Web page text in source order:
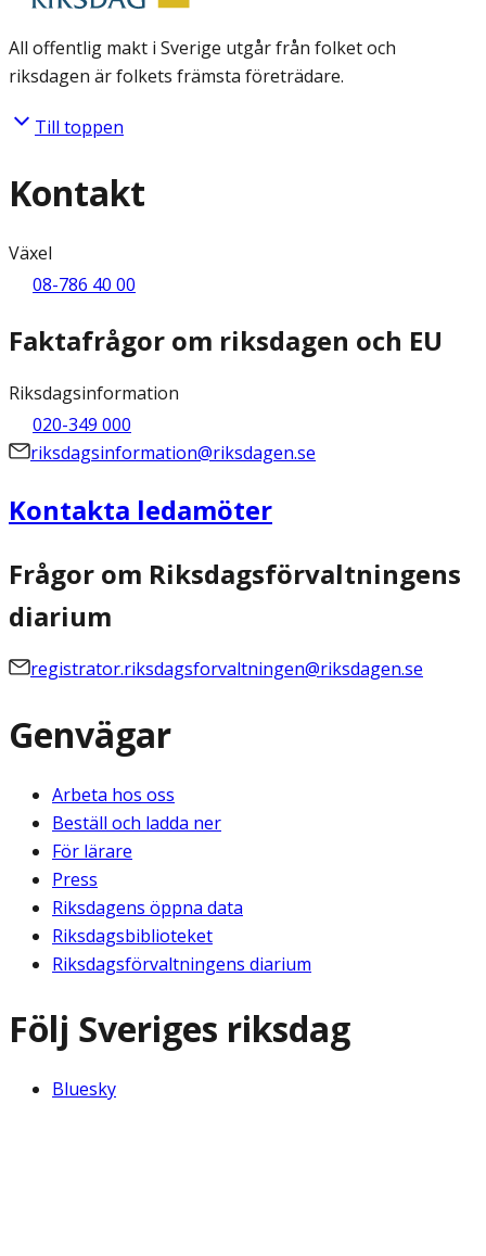
All offentlig makt i Sverige utgår från folket och
riksdagen är folkets främsta företrädare.
Till toppen
Kontakt
Växel
08-786 40 00
Faktafrågor om riksdagen och EU
Riksdagsinformation
020-349 000
riksdagsinformation@riksdagen.se
Kontakta ledamöter
Frågor om Riksdagsförvaltningens
diarium
registrator.riksdagsforvaltningen@riksdagen.se
Genvägar
Arbeta hos oss
Beställ och ladda ner
För lärare
Press
Riksdagens öppna data
Riksdagsbiblioteket
Riksdagsförvaltningens diarium
Följ Sveriges riksdag
Bluesky